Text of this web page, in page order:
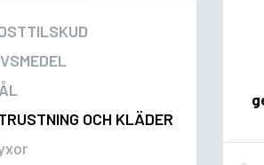
OCH KLÄDER